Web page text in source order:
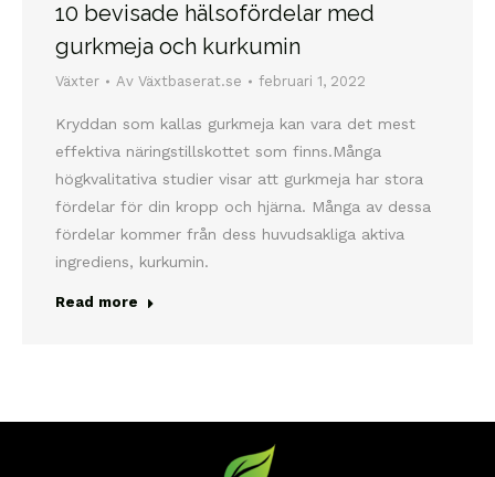
10 bevisade hälsofördelar med
gurkmeja och kurkumin
Växter Av Växtbaserat.se februari 1, 2022
Kryddan som kallas gurkmeja kan vara det mest
effektiva näringstillskottet som finns.Många
högkvalitativa studier visar att gurkmeja har stora
fördelar för din kropp och hjärna. Många av dessa
fördelar kommer från dess huvudsakliga aktiva
ingrediens, kurkumin.
Read more